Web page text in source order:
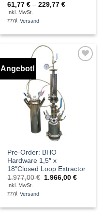
61,77€ –229,77€
Inkl. MwSt.
zzgl.Versand
Angebot!
Pre-Order: BHO
Hardware 1,5″ x
18″Closed Loop Extractor
1.977,00€ Ursprünglicher
1.966,00€Aktueller
Inkl. MwSt.
zzgl.Versand